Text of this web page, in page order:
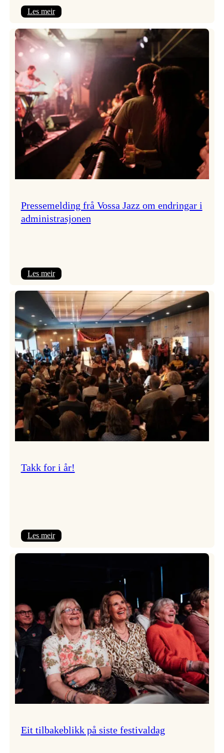
Les meir:
Jazz
søkjer
Pressemelding frå Vossa Jazz om endringar i
administrasjonen
Les meir:
frå
Vossa
Jazz
om
endringar
i
administrasjonen
Takk for i år!
Les meir:
Eit tilbakeblikk på siste festivaldag